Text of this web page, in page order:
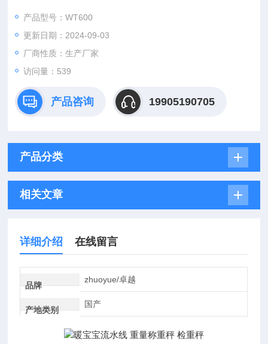
产品型号：WT600
更新日期：2024-09-03
厂商性质：生产厂家
访问量：539
产品咨询 19905190705
产品分类
相关文章
详细介绍 在线留言
品牌
zhuoyue/卓越
产地类别
国产